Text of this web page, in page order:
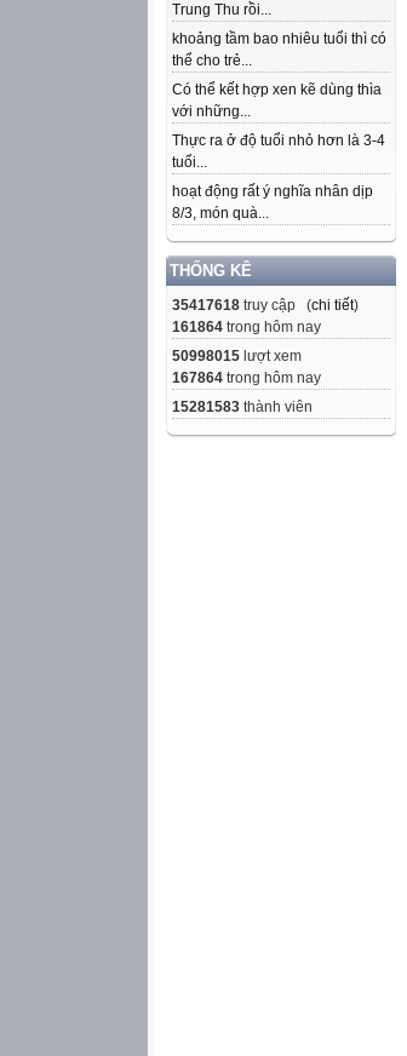
Trung Thu rồi...
khoảng tầm bao nhiêu tuổi thì có
thể cho trẻ...
Có thể kết hợp xen kẽ dùng thìa
với những...
Thực ra ở độ tuổi nhỏ hơn là 3-4
tuổi...
hoạt động rất ý nghĩa nhân dịp
8/3, món quà...
THỐNG KÊ
35417618 truy cập (chi tiết)
161864 trong hôm nay
50998015 lượt xem
167864 trong hôm nay
15281583 thành viên